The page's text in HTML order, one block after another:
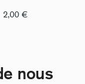
2,00 €
nous